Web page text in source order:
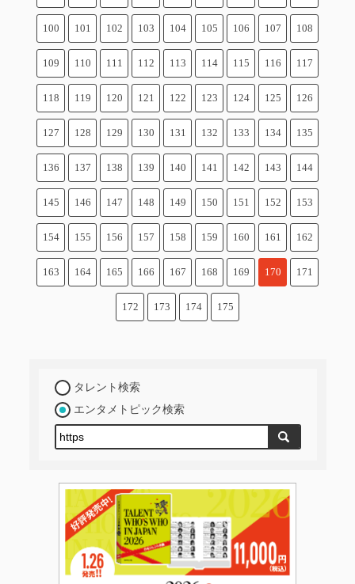
100 101 102 103 104 105 106 107 108
109 110 111 112 113 114 115 116 117
118 119 120 121 122 123 124 125 126
127 128 129 130 131 132 133 134 135
136 137 138 139 140 141 142 143 144
145 146 147 148 149 150 151 152 153
154 155 156 157 158 159 160 161 162
163 164 165 166 167 168 169 170 171
172 173 174 175
タレント検索
エンタメトピック検索